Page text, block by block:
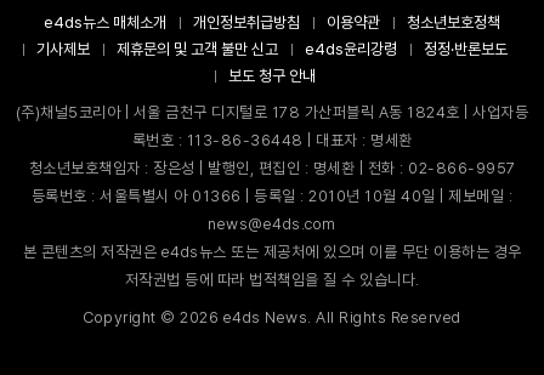
e4ds뉴스 매체소개 개인정보취급방침 이용약관
청소년보호정책
기사제보
제휴문의 및 고객 불만 신고 e4ds윤리강령
정정·반론보도
보도 청구 안내
(주)채널5코리아 | 서울 금천구 디지털로 178 가산퍼블릭 A동 1824호 | 사업자등
록번호 : 113-86-36448 | 대표자 : 명세환
청소년보호책임자 : 장은성 | 발행인, 편집인 : 명세환 | 전화 : 02-866-9957
등록번호 : 서울특별시 아 01366 | 등록일 : 2010년 10월 40일 | 제보메일 :
news@e4ds.com
본 콘텐츠의 저작권은 e4ds뉴스 또는 제공처에 있으며 이를 무단 이용하는 경우
저작권법 등에 따라 법적책임을 질 수 있습니다.
Copyright ©2026 e4ds News. All Rights Reserved